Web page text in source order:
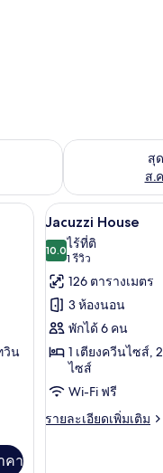
สัปดาห์นี้ ส.ค. 14 - ส.ค.สุ
ส.
ตรวจสอบจำนว
บพรีเมียม, เตียงเมมโมรีโฟม,
วิน
คา
เปิด
ภาพถ่าย
ทั้งหมด
ของ
Jacuzzi
House
13
Jacuzzi House
10.010.0 จาก 10
ไร้ที่ติ
1 รีวิว
(1
รีวิว)
126 ตารางเมตร
3 ห้องนอน
พักได้ 6 คน
1 เตียงควีนไซส์,
ไซส์
Wi-Fi ฟรี
รายละเอียดเพิ่มเติม
ราย